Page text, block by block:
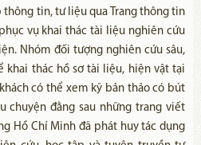
thông tin, tư liệu qua Trang thông tin
vụ khai thác tài liệu nghiên cứu
Nhóm đối tượng nghiên cứu sâu,
khai thác hồ sơ tài liệu, hiện vật tại
khách có thể xem kỹ bản thảo có bút
chuyện đằng sau những trang viết
Hồ Chí Minh đã phát huy tác dụng